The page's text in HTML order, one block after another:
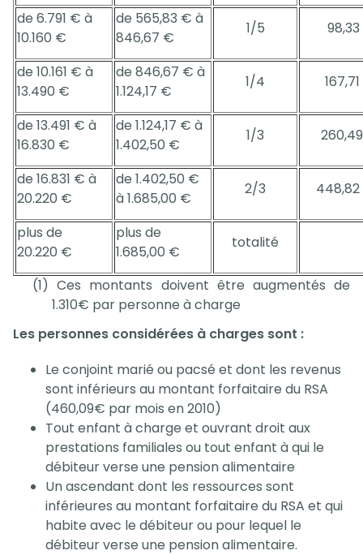
de 6.791 € à
10.160 €
de 565,83 € à
846,67 €
1/5
de 10.161 € à
13.490 €
de 846,67 € à
1.124,17 €
1/4
de 13.491 € à
16.830 €
de 1.124,17 € à
1.402,50 €
1/3
de 16.831 € à
20.220 €
de 1.402,50 €
à 1.685,00 €
2/3
plus de
20.220 €
plus de
1.685,00 €
totalité
(1) Ces montants doivent être augmentés de
1.310€ par personne à charge
Les personnes considérées à charges sont :
Le conjoint marié ou pacsé et dont les revenus
sont inférieurs au montant forfaitaire du RSA
(460,09€ par mois en 2010)
Tout enfant à charge et ouvrant droit aux
prestations familiales ou tout enfant à qui le
débiteur verse une pension alimentaire
Un ascendant dont les ressources sont
inférieures au montant forfaitaire du RSA et qui
habite avec le débiteur ou pour lequel le
débiteur verse une pension alimentaire.